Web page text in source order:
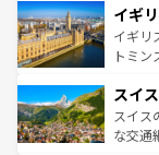
香り高
らに
も豊か
を参照
顔を持
ルリン
してラ
は、お酒
ドイツ
イギ
イギリ
トミン
リアご
ティー
戦など
スイス
スイス
な交通